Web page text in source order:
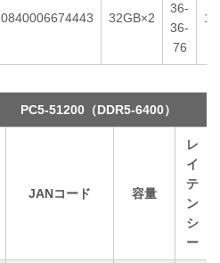
0840006674443 32GB×2
36-
36-
76
PC5-51200（DDR5-6400）
JANコード 容量
レ
イ
テ
ン
シ
ー